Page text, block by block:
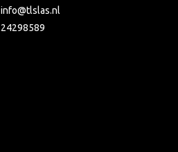
info@tlslas.nl
24298589